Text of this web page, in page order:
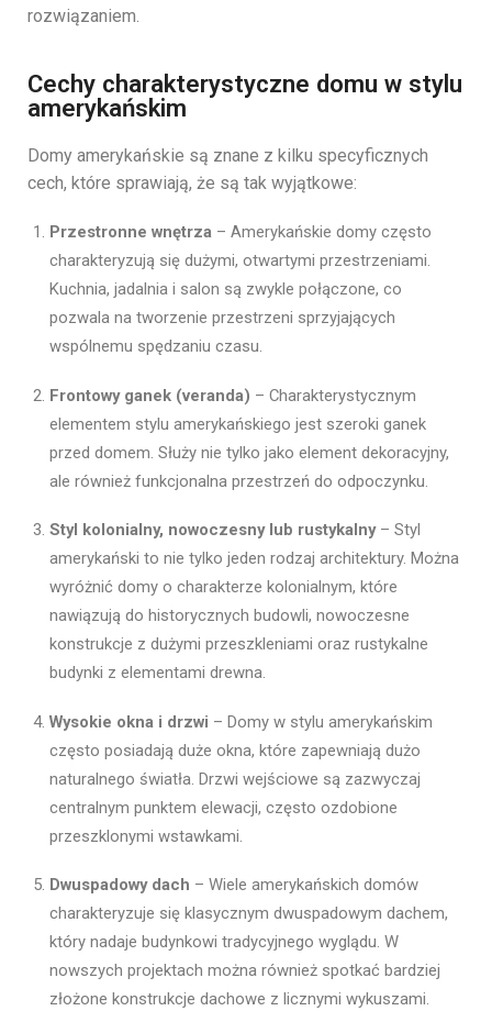
rozwiązaniem.
Cechy charakterystyczne domu w stylu
amerykańskim
Domy amerykańskie są znane z kilku specyficznych
cech, które sprawiają, że są tak wyjątkowe:
Przestronne wnętrza – Amerykańskie domy często
charakteryzują się dużymi, otwartymi przestrzeniami.
Kuchnia, jadalnia i salon są zwykle połączone, co
pozwala na tworzenie przestrzeni sprzyjających
wspólnemu spędzaniu czasu.
Frontowy ganek (veranda) – Charakterystycznym
elementem stylu amerykańskiego jest szeroki ganek
przed domem. Służy nie tylko jako element dekoracyjny,
ale również funkcjonalna przestrzeń do odpoczynku.
Styl kolonialny, nowoczesny lub rustykalny– Styl
amerykański to nie tylko jeden rodzaj architektury. Można
wyróżnić domy o charakterze kolonialnym, które
nawiązują do historycznych budowli, nowoczesne
konstrukcje z dużymi przeszkleniami oraz rustykalne
budynki z elementami drewna.
Wysokie okna i drzwi – Domy w stylu amerykańskim
często posiadają duże okna, które zapewniają dużo
naturalnego światła. Drzwi wejściowe są zazwyczaj
centralnym punktem elewacji, często ozdobione
przeszklonymi wstawkami.
Dwuspadowy dach – Wiele amerykańskich domów
charakteryzuje się klasycznym dwuspadowym dachem,
który nadaje budynkowi tradycyjnego wyglądu. W
nowszych projektach można również spotkać bardziej
złożone konstrukcje dachowe z licznymi wykuszami.